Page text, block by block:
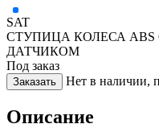
SAT
СТУПИЦА КОЛЕСА ABS
ДАТЧИКОМ
Под заказ
Заказать Нет в наличии,
Описание